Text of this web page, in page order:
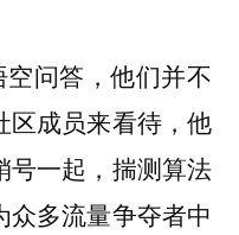
问答，他们并不
区成员来看待，他
号一起，揣测算法
多流量争夺者中